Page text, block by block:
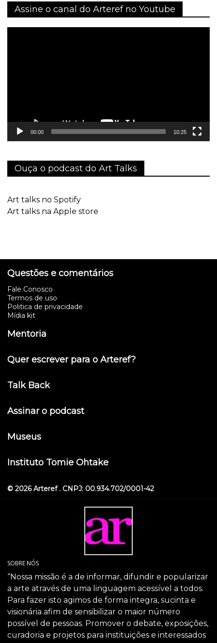
Assine o canal do Arteref no Youtube
00:00 10:25
Ouça o podcast do Art Talks
Art talks no Spotify
Art talks na Apple store
Questões e comentários
Fale Conosco
Termos de uso
Politica de privacidade
Mídia kit
Mentoria
Quer escrever para o Arteref?
Talk Back
Assinar o podcast
Museus
Instituto Tomie Ohtake
© 2026 Arteref . CNPJ: 00.934.702/0001-42
SOBRE NÓS
“Nossa missão é a de informar, difundir e popularizar
a arte através de uma linguagem acessível a todos.
Para fazer isto agimos de forma integra, sucinta e
visionária afim de sensibilizar o maior número
possível de pessoas. Promover o debate, exposições,
curadoria e projetos para instituições e interessados